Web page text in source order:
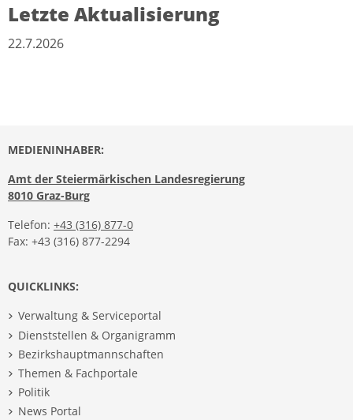
Letzte Aktualisierung
22.7.2026
MEDIENINHABER:
Amt der Steiermärkischen Landesregierung
8010 Graz-Burg
Telefon: +43 (316) 877-0
Fax: +43 (316) 877-2294
QUICKLINKS:
Verwaltung & Serviceportal
Dienststellen & Organigramm
Bezirkshauptmannschaften
Themen & Fachportale
Politik
News Portal